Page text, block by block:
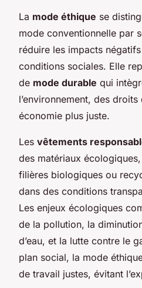
La mode éthique se
mode conventionnelle par
réduire les impacts
conditions sociales. Elle
de mode durable qui
l’environnement, des
économie plus juste.
Les vêtements
des matériaux
filières biologiques ou
dans des conditions
Les enjeux écologiques
de la pollution, la
d’eau, et la lutte contre le
plan social, la mode
de travail justes, évitant